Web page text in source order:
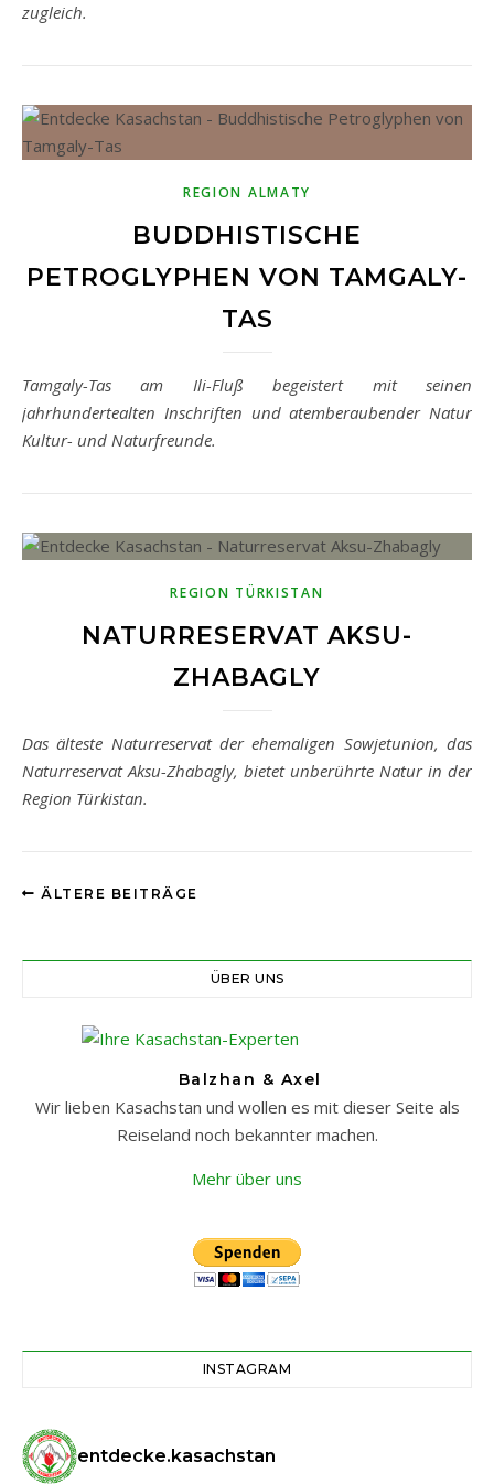
zugleich.
REGION ALMATY
BUDDHISTISCHE
PETROGLYPHEN VON TAMGALY-
TAS
Tamgaly-Tas am Ili-Fluß begeistert mit seinen
jahrhundertealten Inschriften und atemberaubender Natur
Kultur- und Naturfreunde.
REGION TÜRKISTAN
NATURRESERVAT AKSU-
ZHABAGLY
Das älteste Naturreservat der ehemaligen Sowjetunion, das
Naturreservat Aksu-Zhabagly, bietet unberührte Natur in der
Region Türkistan.
ÄLTERE BEITRÄGE
ÜBER UNS
Balzhan & Axel
Wir lieben Kasachstan und wollen es mit dieser Seite als
Reiseland noch bekannter machen.
Mehr über uns
INSTAGRAM
entdecke.kasachstan